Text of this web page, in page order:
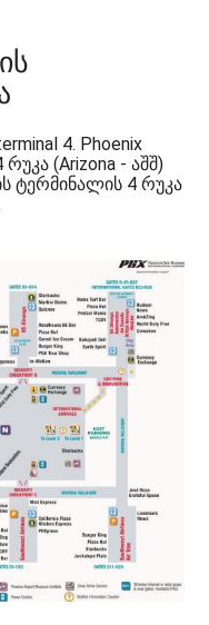
4. Phoenix
(Arizona - აშშ)
ტერმინალის 4 რუკა